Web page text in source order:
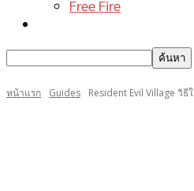
Free Fire
หน้าแรก Guides Resident Evil Village วิ